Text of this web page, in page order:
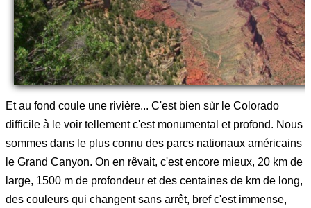
Et au fond coule une rivière... C'est bien sùr le Colorado
difficile à le voir tellement c'est monumental et profond. Nous
sommes dans le plus connu des parcs nationaux américains
le Grand Canyon. On en rêvait, c'est encore mieux, 20 km de
large, 1500 m de profondeur et des centaines de km de long,
des couleurs qui changent sans arrêt, bref c'est immense,